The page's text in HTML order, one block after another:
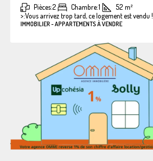
Pièces:2 Chambre:1 52 m²
>:Vous arrivez trop tard, ce logement est vendu !
IMMOBILIER - APPARTEMENTS À VENDRE